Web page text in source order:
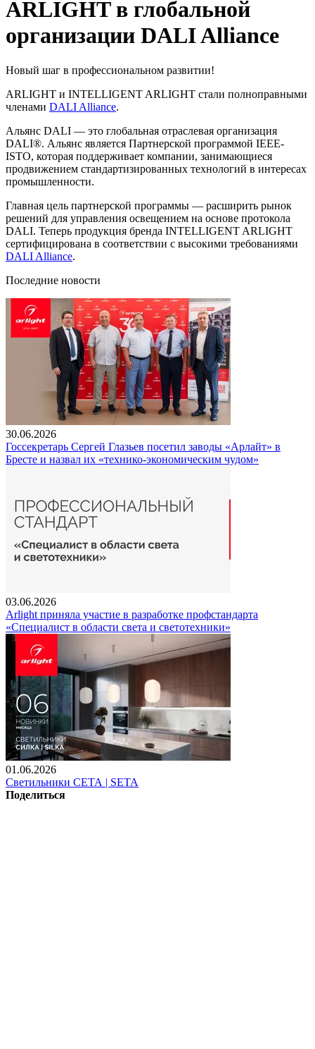
ARLIGHT в глобальной
организации DALI Alliance
Новый шаг в профессиональном развитии!
ARLIGHT и INTELLIGENT ARLIGHT стали полноправными
членами DALI Alliance.
Альянс DALI — это глобальная отраслевая организация
DALI®. Альянс является Партнерской программой IEEE-
ISTO, которая поддерживает компании, занимающиеся
продвижением стандартизированных технологий в интересах
промышленности.
Главная цель партнерской программы — расширить рынок
решений для управления освещением на основе протокола
DALI. Теперь продукция бренда INTELLIGENT ARLIGHT
сертифицирована в соответствии с высокими требованиями
DALI Alliance.
Последние новости
30.06.2026
Госсекретарь Сергей Глазьев посетил заводы «Арлайт» в
Бресте и назвал их «технико-экономическим чудом»
03.06.2026
Arlight приняла участие в разработке профстандарта
«Специалист в области света и светотехники»
01.06.2026
Светильники СЕТА | SETA
Поделиться